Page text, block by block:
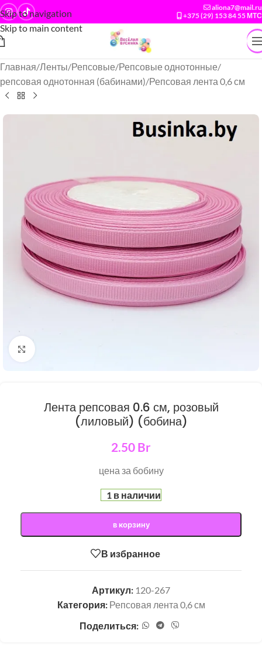
Skip to navigation
Skip to main content
aliona7@mail.ru
+375 (29) 153 84 55 МТС
Главная/Ленты/Репсовые/Репсовые однотонные/
репсовая однотонная (бабинами)/Репсовая лента 0,6 см
Нажмите, чтобы увеличить
Лента репсовая 0.6 см, розовый
(лиловый) (бобина)
2.50 Br
цена за бобину
1 в наличии
в корзину
В избранное
Артикул: 120-267
Категория: Репсовая лента 0,6 см
Поделиться: